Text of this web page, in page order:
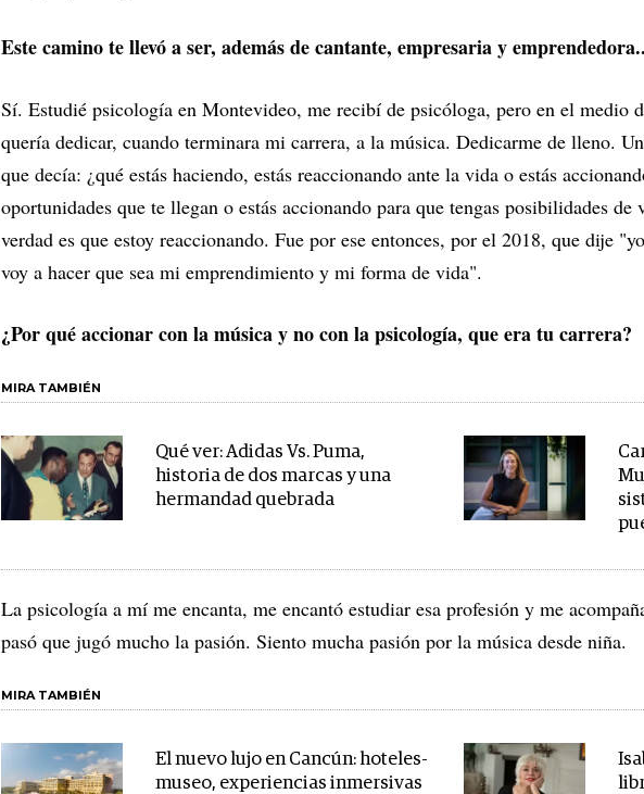
Este camino te llevó a ser, además de cantante, empresaria y
Sí. Estudié psicología en Montevideo, me recibí de psicóloga, pero en el medio
quería dedicar, cuando terminara mi carrera, a la música. Dedicarme de lleno.
que decía: ¿qué estás haciendo, estás reaccionando ante la vida o estás
oportunidades que te llegan o estás accionando para que tengas posibilidades de
verdad es que estoy reaccionando. Fue por ese entonces, por el 2018, que dije
voy a hacer que sea mi emprendimiento y mi forma de vida".
¿Por qué accionar con la música y no con la psicología, que era tu carrera?
MIRA TAMBIÉN
Qué ver: Adidas Vs. Puma,
historia de dos marcas y una
hermandad quebrada
La psicología a mí me encanta, me encantó estudiar esa profesión y me
pasó que jugó mucho la pasión. Siento mucha pasión por la música desde niña.
MIRA TAMBIÉN
El nuevo lujo en Cancún: hoteles-
museo, experiencias inmersivas